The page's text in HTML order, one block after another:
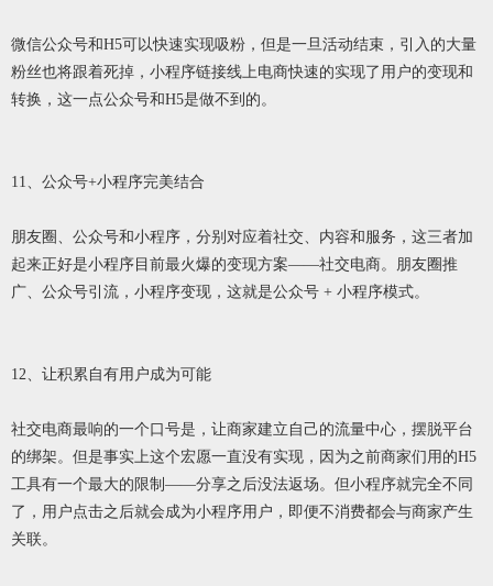
微信公众号和H5可以快速实现吸粉，但是一旦活动结束，引入的大量
粉丝也将跟着死掉，小程序链接线上电商快速的实现了用户的变现和
转换，这一点公众号和H5是做不到的。
11、公众号+小程序完美结合
朋友圈、公众号和小程序，分别对应着社交、内容和服务，这三者加
起来正好是小程序目前最火爆的变现方案——社交电商。朋友圈推
广、公众号引流，小程序变现，这就是公众号 + 小程序模式。
12、让积累自有用户成为可能
社交电商最响的一个口号是，让商家建立自己的流量中心，摆脱平台
的绑架。但是事实上这个宏愿一直没有实现，因为之前商家们用的H5
工具有一个最大的限制——分享之后没法返场。但小程序就完全不同
了，用户点击之后就会成为小程序用户，即便不消费都会与商家产生
关联。